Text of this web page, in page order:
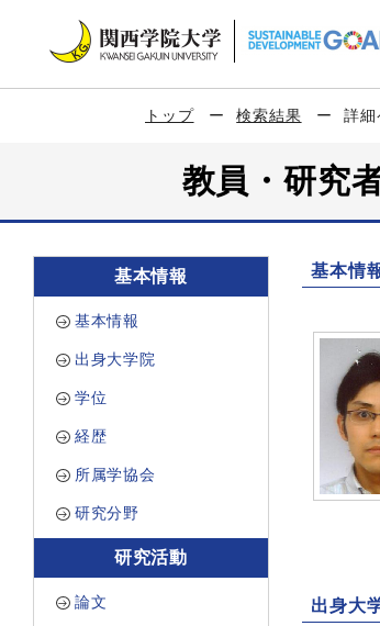
トップ 検索結果 詳細
教員・研
基本情報
基本情報
出身大学院
学位
経歴
所属学協会
研究分野
研究活動
論文
基本情
出身大